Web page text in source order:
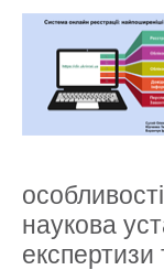
наукова
експертизи